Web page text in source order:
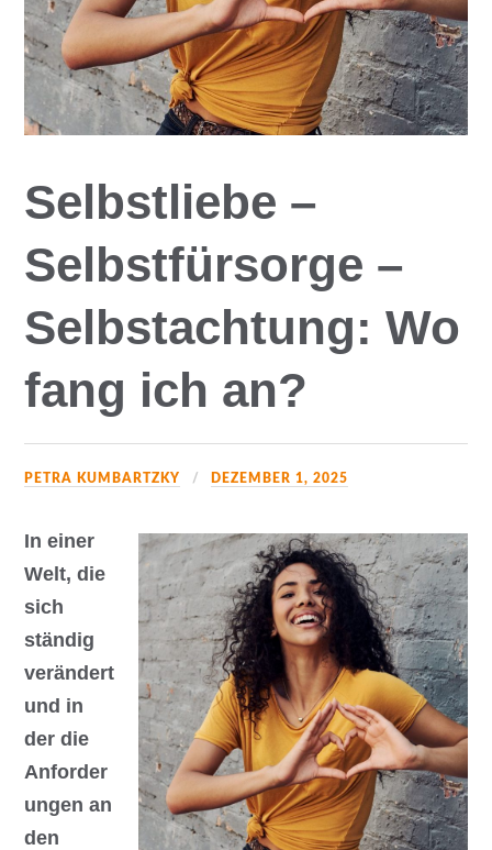
Selbstliebe –
Selbstfürsorge –
Selbstachtung: Wo
fang ich an?
PETRA KUMBARTZKY DEZEMBER 1, 2025
In einer
Welt, die
sich
ständig
verändert
und in
der die
Anforder
ungen an
den